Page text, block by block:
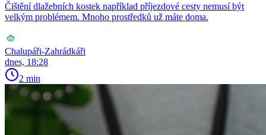
Čištění dlažebních kostek například příjezdové cesty nemusí být
velkým problémem. Mnoho prostředků už máte doma.
Chalupáři-Zahrádkáři
dnes, 18:28
2 min